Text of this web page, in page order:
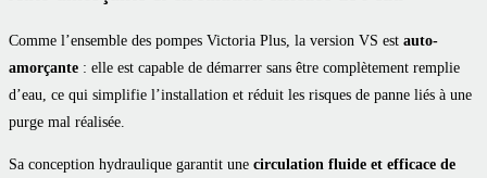
Comme l’ensemble des pompes Victoria Plus, la version VS est auto-
amorçante : elle est capable de démarrer sans être complètement remplie
d’eau, ce qui simplifie l’installation et réduit les risques de panne liés à une
purge mal réalisée.
Sa conception hydraulique garantit une circulation fluide et efficace de